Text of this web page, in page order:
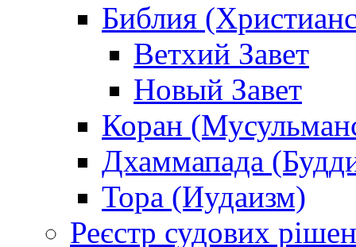
Библия
Ветхий Завет
Новый Завет
Коран
Дхаммапада
Тора (Иудаизм)
Реєстр судових